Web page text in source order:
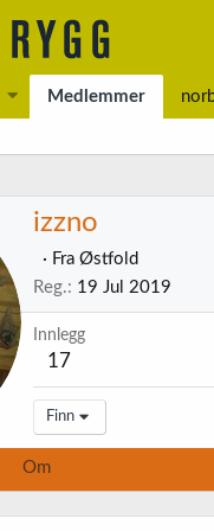
Medlemmer
izzno
· Fra Østfold
Reg.
19 Jul 2019
Innlegg
17
Finn
Om